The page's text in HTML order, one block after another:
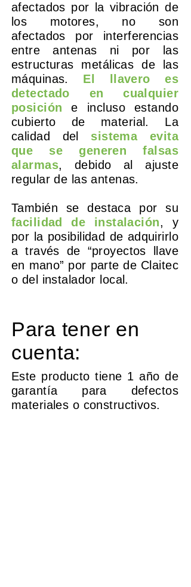
afectados por la vibración de
los motores, no son
afectados por interferencias
entre antenas ni por las
estructuras metálicas de las
máquinas. El llavero es
detectado en cualquier
posición e incluso estando
cubierto de material. La
calidad del sistema evita
que se generen falsas
alarmas, debido al ajuste
regular de las antenas.
También se destaca por su
facilidad de instalación, y
por la posibilidad de adquirirlo
a través de “proyectos llave
en mano” por parte de Claitec
o del instalador local.
Para tener en
cuenta:
Este producto tiene 1 año de
garantía para defectos
materiales o constructivos.